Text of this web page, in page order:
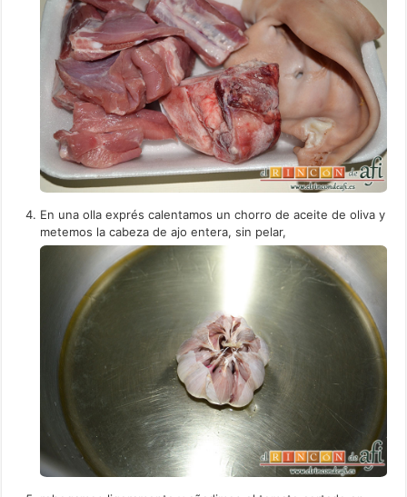
En una olla exprés calentamos un chorro de aceite de oliva y
metemos la cabeza de ajo entera, sin pelar,